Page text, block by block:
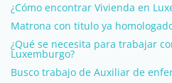
¿Cómo encontrar Vivienda en
Matrona con titulo ya
¿Qué se necesita para trabajar
Luxemburgo?
Busco trabajo de Auxiliar de